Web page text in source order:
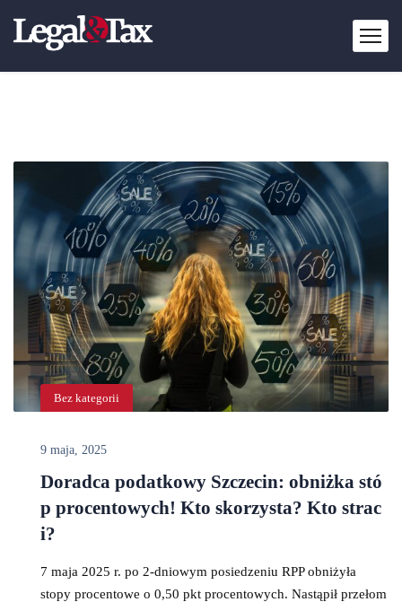
Bez kategorii
9 maja, 2025
Doradca podatkowy Szczecin: obniżka stó
p procentowych! Kto skorzysta? Kto strac
i?
7 maja 2025 r. po 2-dniowym posiedzeniu RPP obniżyła
stopy procentowe o 0,50 pkt procentowych. Nastąpił przełom